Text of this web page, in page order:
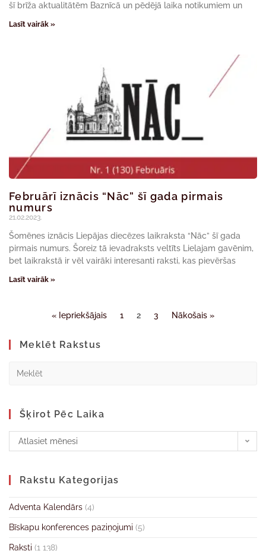
šī brīža aktualitātēm Baznīcā un pēdējā laika notikumiem un
Lasīt vairāk »
Februārī iznācis “Nāc” šī gada pirmais
numurs
21.02.2023.
Šomēnes iznācis Liepājas diecēzes laikraksta “Nāc” šī gada
pirmais numurs. Šoreiz tā ievadraksts veltīts Lielajam gavēnim,
bet laikrakstā ir vēl vairāki interesanti raksti, kas pievēršas
Lasīt vairāk »
« Iepriekšājais 1 2 3 Nākošais »
Meklēt Rakstus
Šķirot Pēc Laika
Atlasiet mēnesi
Rakstu Kategorijas
Adventa Kalendārs (4)
Bīskapu konferences paziņojumi (5)
Raksti (1 138)